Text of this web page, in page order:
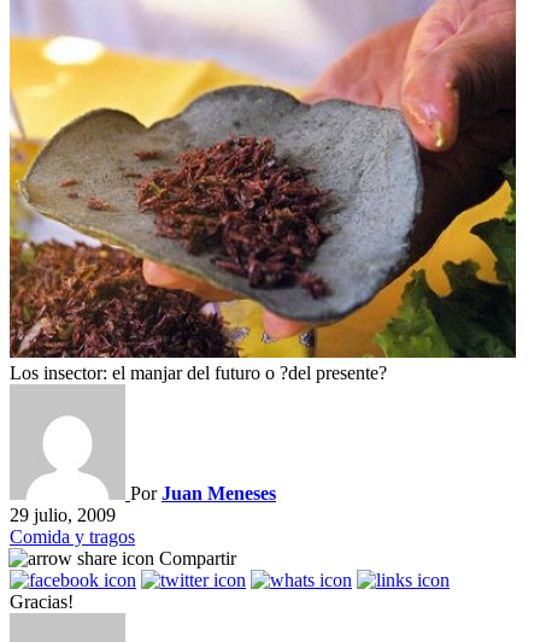
Los insector: el manjar del futuro o ?del presente?
PorJuan Meneses
29 julio, 2009
Comida y tragos
Compartir
Gracias!